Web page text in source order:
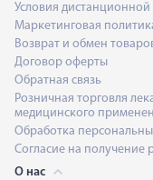
Условия
Маркетинговая
Возврат и обмен
Договор оферты
Обратная связь
Розничная торговля
медицинского
Обработка
Согласие на получение
О нас